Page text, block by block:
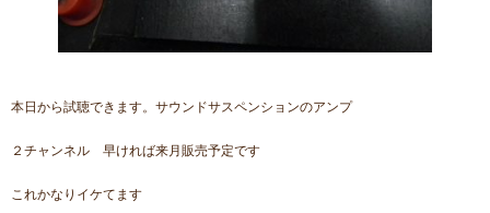
本日から試聴できます。サウンドサスペンションのアンプ
２チャンネル 早ければ来月販売予定です
これかなりイケてます